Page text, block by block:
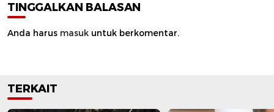
TINGGALKAN BALASAN
Anda harus masuk untuk berkomentar.
TERKAIT